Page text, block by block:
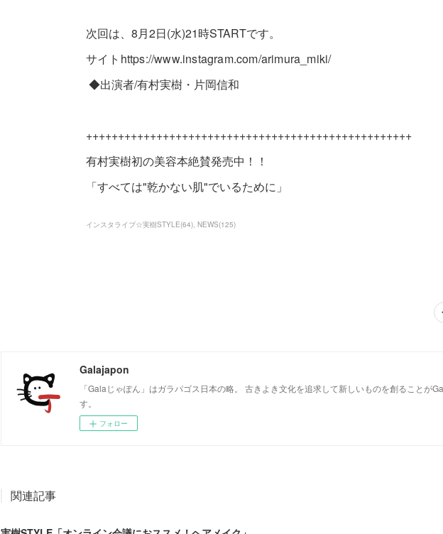
次回は、8月2日(水)21時STARTです。
サイトhttps://www.instagram.com/arimura_miki/
◆出演者/有村実樹・片岡信和
+++++++++++++++++++++++++++++++++++++++++++++++++++
有村実樹初の美容本絶賛発売中！！
「すべては"乾かない肌"でいるために」
インスタライブ☆実樹STYLE(64) NEWS(125)
Galajapon
「Galaじゃぽん」はガラパゴス日本の略。 古きよき文化を追求して新しいものを創ることが
す。
フォロー
関連記事